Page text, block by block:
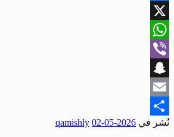
Facebook
X
WhatsApp
Viber
Snapchat
Email
Share
نُشر في 2026-05-02
qamishly